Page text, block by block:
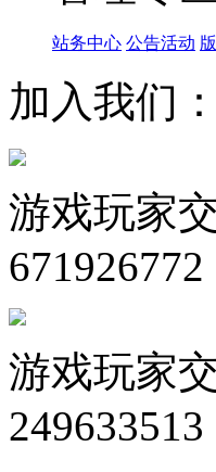
站务中心 公告活动
加入我们
游戏玩家
671926772
游戏玩家
249633513